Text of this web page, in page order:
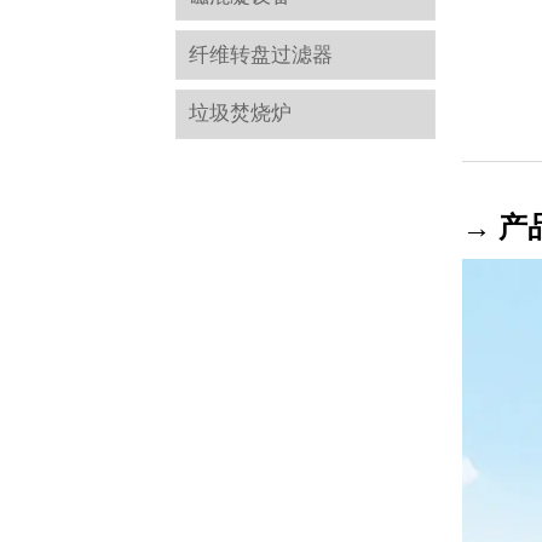
纤维转盘过滤器
垃圾焚烧炉
→ 产